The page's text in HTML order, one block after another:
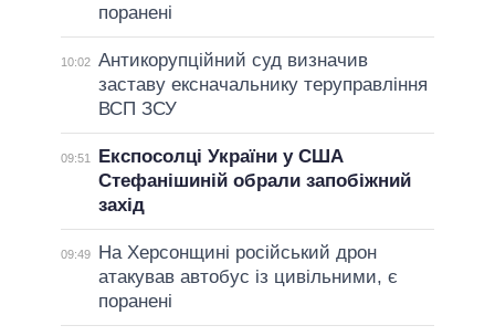
поранені
10:02 Антикорупційний суд визначив
заставу ексначальнику теруправління
ВСП ЗСУ
09:51
Експосолці України у США
Стефанішиній обрали запобіжний
захід
09:49
На Херсонщині російський дрон
атакував автобус із цивільними, є
поранені